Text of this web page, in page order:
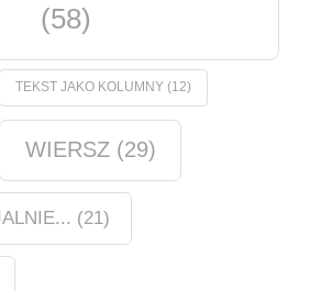
(58)
TEKST JAKO KOLUMNY(12)
WIERSZ(29)
(21)